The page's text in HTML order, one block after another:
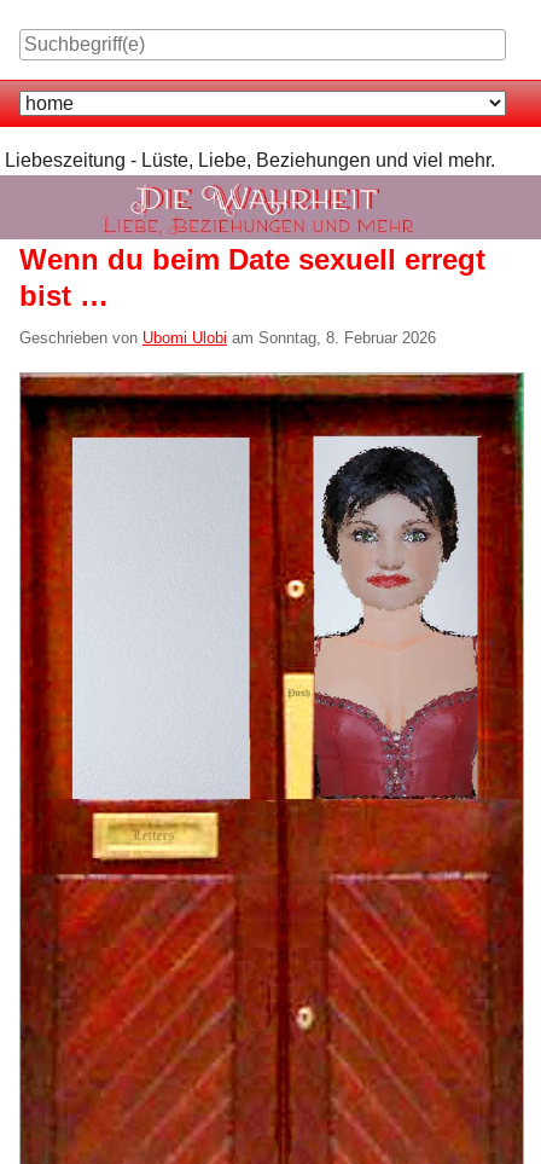
Navigation
Liebeszeitung - Lüste, Liebe, Beziehungen und viel mehr.
Wenn du beim Date sexuell erregt
bist …
Geschrieben von Ubomi Ulobi am Sonntag, 8. Februar 2026